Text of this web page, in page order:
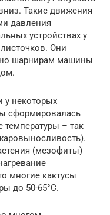
Такие движения
давления
устройствах у
Они
шарнирам машины
у некоторых
сформировалась
температуры – так
(мезофиты)
многие кактусы
до 50-65°С.